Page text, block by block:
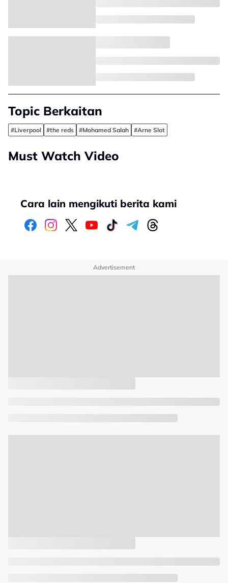
Topic Berkaitan
#Liverpool #the reds #Mohamed Salah #Arne Slot
Must Watch Video
Cara lain mengikuti berita kami
Advertisement